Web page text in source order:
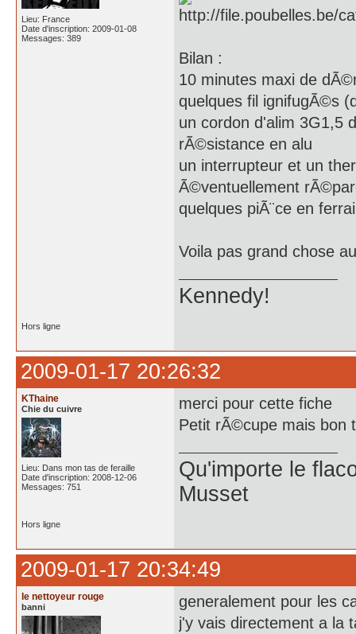
Lieu: France
Date d'inscription: 2009-01-08
Messages: 389
Bilan :
10 minutes maxi de
quelques fil ignifugÃ©s
un cordon d'alim 3G1,5
rÃ©sistance en alu
un interrupteur et un
Ã©ventuellement
quelques piÃ¨ce en
Voila pas grand chose
Kennedy!
Hors ligne
2009-01-17 20:26:32
KThaine
Chie du cuivre
Lieu: Dans mon tas de feraille
Date d'inscription: 2008-12-06
Messages: 751
merci pour cette fiche
Petit rÃ©cupe mais bon
Qu'importe le
Musset
Hors ligne
2009-01-17 20:34:49
le nettoyeur rouge
banni
generalement pour les
j'y vais directement a la